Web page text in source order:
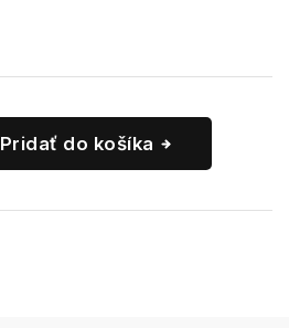
Pridať do košíka